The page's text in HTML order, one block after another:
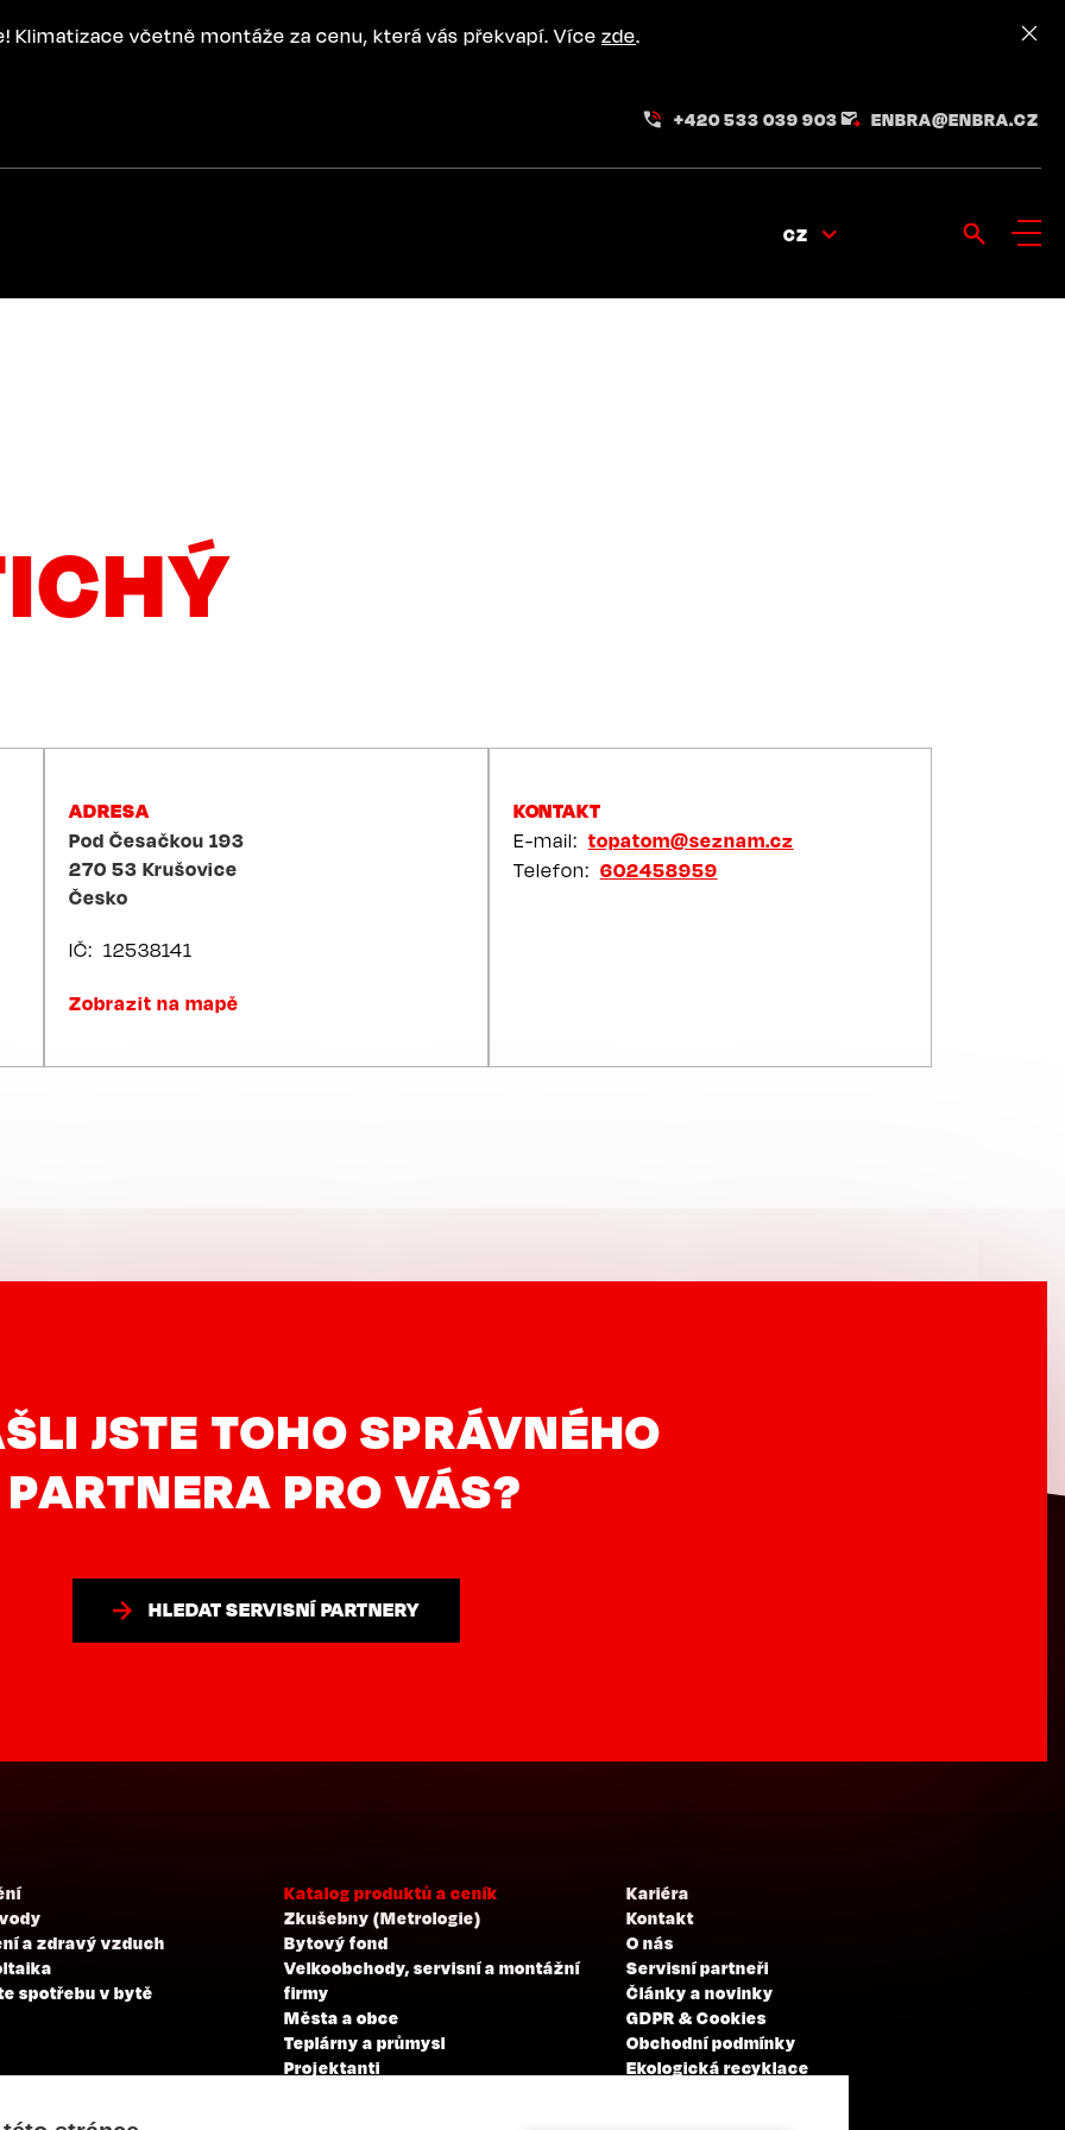
Klimatizace včetně montáže za cenu, která vás překvapí. Více zde.
+420 533 039 903 ENBRA@ENBRA.CZ
CZ
ADRESA
Pod Česačkou 193
270 53 Krušovice
Česko
IČ 12538141
Zobrazit na mapě
KONTAKT
E-mail
topatom@seznam.cz
Telefon
602458959
JSTE TOHO SPRÁVNÉHO
PARTNERA PRO VÁS?
HLEDAT SERVISNÍ PARTNERY
a zdravý vzduch
spotřebu v bytě
Katalog produktů a ceník
Zkušebny (Metrologie)
Bytový fond
Velkoobchody, servisní a montážní
firmy
Města a obce
Teplárny a průmysl
Projektanti
Kariéra
Kontakt
O nás
Servisní partneři
Články a novinky
GDPR & Cookies
Obchodní podmínky
Ekologická recyklace